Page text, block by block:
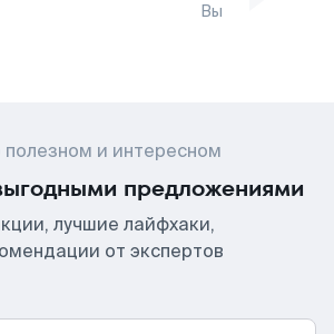
Вы
и интересном
предложениями
лучшие лайфхаки,
от экспертов